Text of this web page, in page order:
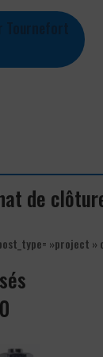
de
»project